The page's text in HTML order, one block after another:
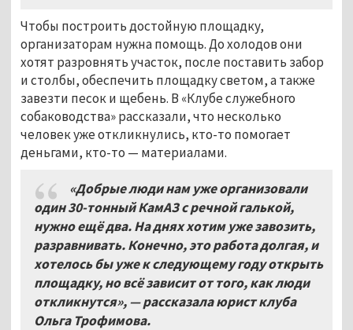
Чтобы построить достойную площадку,
организаторам нужна помощь. До холодов они
хотят разровнять участок, после поставить забор
и столбы, обеспечить площадку светом, а также
завезти песок и щебень. В «Клубе служебного
собаководства» рассказали, что несколько
человек уже откликнулись, кто-то помогает
деньгами, кто-то — материалами.
«Добрые люди нам уже организовали
один 30-тонный КамАЗ с речной галькой,
нужно ещё два. На днях хотим уже завозить,
разравнивать. Конечно, это работа долгая, и
хотелось бы уже к следующему году открыть
площадку, но всё зависит от того, как люди
откликнутся», — рассказала юрист клуба
Ольга Трофимова.